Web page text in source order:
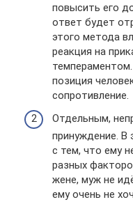
повысить его
ответ будет
этого метода
реакция на
позиция
сопротивление.
Отдельным,
принуждение. В
с тем, что ему
разных
жене, муж не
ему очень не